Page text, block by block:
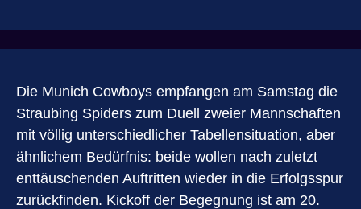
Die Munich Cowboys empfangen am Samstag die
Straubing Spiders zum Duell zweier Mannschaften
mit völlig unterschiedlicher Tabellensituation, aber
ähnlichem Bedürfnis: beide wollen nach zuletzt
enttäuschenden Auftritten wieder in die Erfolgsspur
zurückfinden. Kickoff der Begegnung ist am 20.